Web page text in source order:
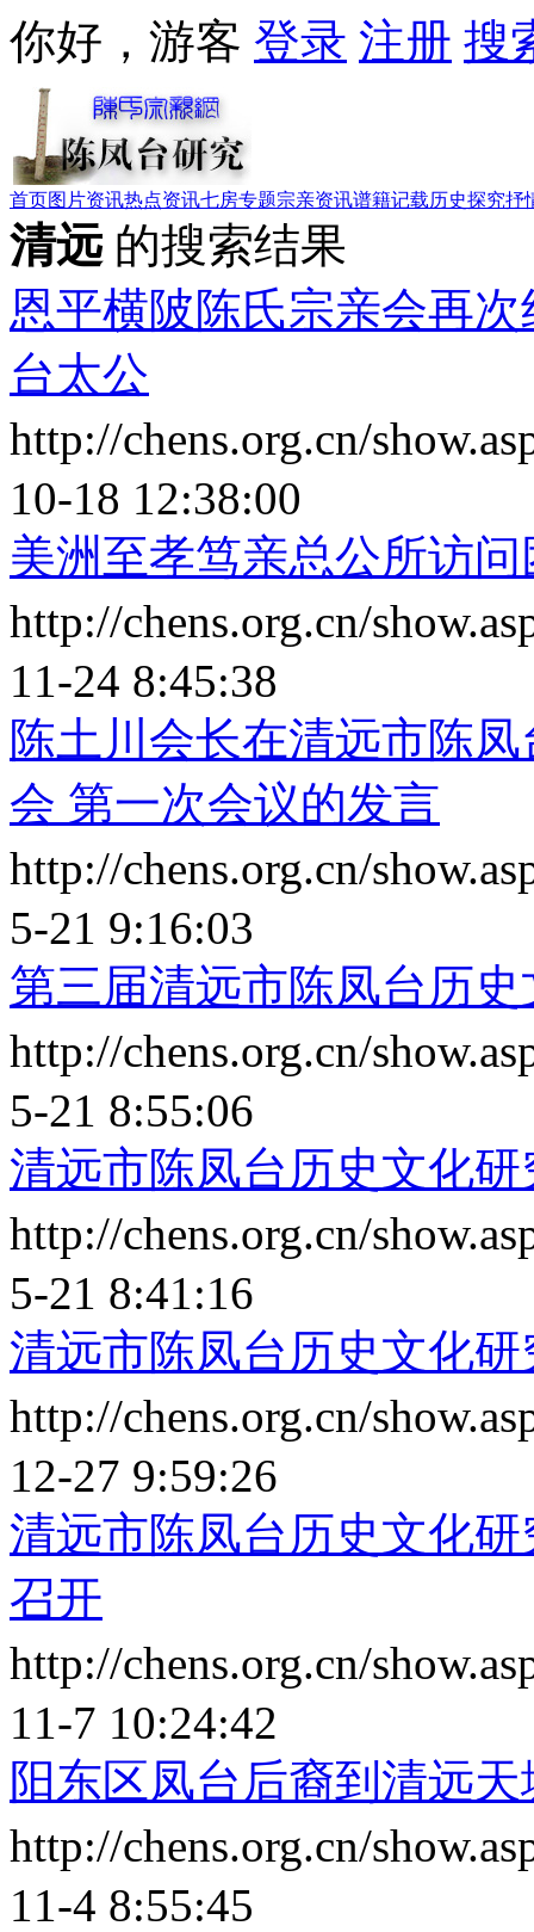
你好，游客 登录 注册 搜
首页图片资讯热点资讯七房专题宗亲资讯谱籍记载历史探究抒
清远 的搜索结果
恩平横陂陈氏宗亲会再
台太公
http://chens.org.cn/
10-18 12:38:00
美洲至孝笃亲总公所访
http://chens.org.cn/
11-24 8:45:38
陈土川会长在清远市陈
会 第一次会议的发言
http://chens.org.cn/
5-21 9:16:03
第三届清远市陈凤台历
http://chens.org.cn/
5-21 8:55:06
清远市陈凤台历史文化
http://chens.org.cn/
5-21 8:41:16
清远市陈凤台历史文化
http://chens.org.cn/
12-27 9:59:26
清远市陈凤台历史文化
召开
http://chens.org.cn/
11-7 10:24:42
阳东区凤台后裔到清远
http://chens.org.cn/
11-4 8:55:45